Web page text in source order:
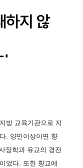
방 교육기관으로 지
. 양민이상이면 향
장학과 유교의 경전
었다. 또한 향교에